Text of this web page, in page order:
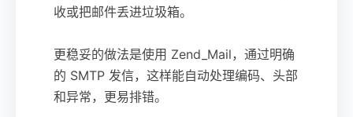
收或把邮件丢进垃圾箱。
更稳妥的做法是使用 Zend_Mail，通过明确
的 SMTP 发信，这样能自动处理编码、头部
和异常，更易排错。